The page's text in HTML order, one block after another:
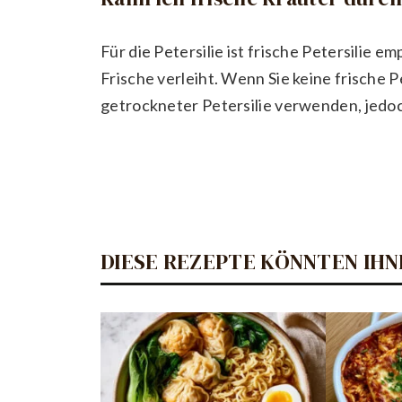
Für die Petersilie ist frische Petersilie
Frische verleiht. Wenn Sie keine frische
getrockneter Petersilie verwenden,
DIESE REZEPTE KÖNNTEN